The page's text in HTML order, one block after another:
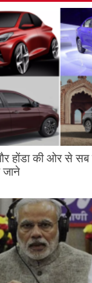
होंडा की ओर से
जाने